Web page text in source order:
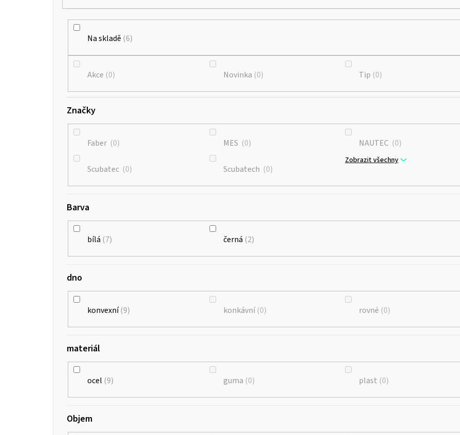
Na skladě 6
Akce 0 Novinka 0 Tip 0
Značky
Faber 0 MES 0 NAUTEC 0
Scubatec 0 Scubatech 0
Zobrazit všechny
Barva
bílá 7 černá 2
dno
konvexní 9 konkávní 0 rovné 0
materiál
ocel 9 guma 0 plast 0
Objem